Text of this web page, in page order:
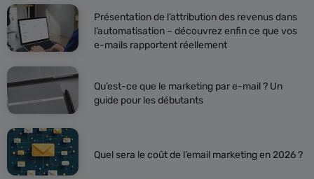
Présentation de l’attribution des revenus dans
l’automatisation – découvrez enfin ce que vos
e-mails rapportent réellement
Qu’est-ce que le marketing par e-mail ? Un
guide pour les débutants
Quel sera le coût de l’email marketing en 2026 ?